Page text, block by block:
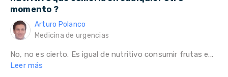
momento ?
Arturo Polanco
Medicina de urgencias
No, no es cierto. Es igual de nutritivo consumir frutas e...
Leer más